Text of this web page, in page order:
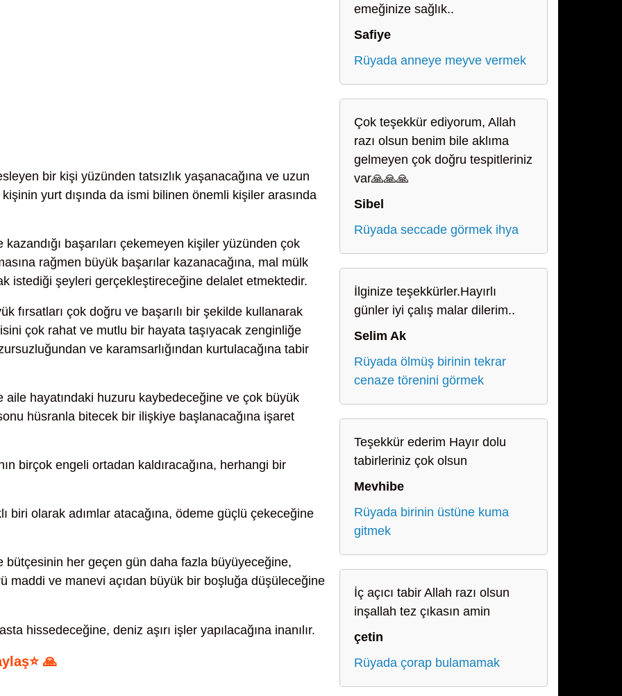
bir kişi yüzünden tatsızlık yaşanacağına ve uzun
yurt dışında da ismi bilinen önemli kişiler arasında
başarıları çekemeyen kişiler yüzünden çok
rağmen büyük başarılar kazanacağına, mal mülk
istediği şeyleri gerçekleştireceğine delalet etmektedir.
fırsatları çok doğru ve başarılı bir şekilde kullanarak
çok rahat ve mutlu bir hayata taşıyacak zenginliğe
ve karamsarlığından kurtulacağına tabir
aile hayatındaki huzuru kaybedeceğine ve çok büyük
hüsranla bitecek bir ilişkiye başlanacağına işaret
birçok engeli ortadan kaldıracağına, herhangi bir
biri olarak adımlar atacağına, ödeme güçlü çekeceğine
bütçesinin her geçen gün daha fazla büyüyeceğine,
maddi ve manevi açıdan büyük bir boşluğa düşüleceğine
hissedeceğine, deniz aşırı işler yapılacağına inanılır.
🙏
emeğinize sağlık..
Safiye
Rüyada anneye meyve vermek
Çok teşekkür ediyorum, Allah
razı olsun benim bile aklıma
gelmeyen çok doğru tespitleriniz
var🙏🙏🙏
Sibel
Rüyada seccade görmek ihya
İlginize teşekkürler.Hayırlı
günler iyi çalış malar dilerim..
Selim Ak
Rüyada ölmüş birinin tekrar
cenaze törenini görmek
Teşekkür ederim Hayır dolu
tabirleriniz çok olsun
Mevhibe
Rüyada birinin üstüne kuma
gitmek
İç açıcı tabir Allah razı olsun
inşallah tez çıkasın amin
çetin
Rüyada çorap bulamamak